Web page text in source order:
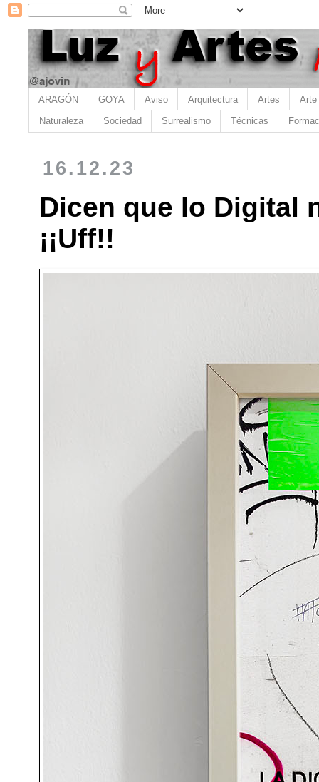
ARAGÓN GOYA Aviso Arquitectura Artes Arte
Naturaleza Sociedad Surrealismo Técnicas
16.12.23
Dicen que lo Digital
¡¡Uff!!